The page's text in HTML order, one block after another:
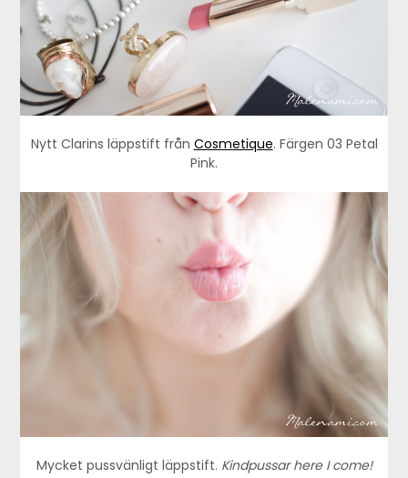
Nytt Clarins läppstift från Cosmetique. Färgen 03 Petal
Pink.
Mycket pussvänligt läppstift. Kindpussar here I come!